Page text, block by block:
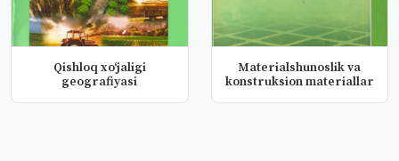
Qishloq xo‘jaligi
geografiyasi
Materialshunoslik va
konstruksion materiallar